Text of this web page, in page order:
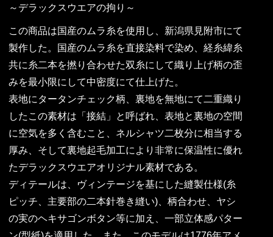
～デラックスウエアの拘り～
この商品は国産のムラ糸を使用し、新潟県見附市にて
製作した。国産のムラ糸を直接染料で染め、経糸緯糸
共に糸二本を撚り合わせた双糸にして織り上げ柄の歪
みを最小限にして中密度にて仕上げた。
表地にタータンチェック柄、裏地を無地にて二重織り
したこの素材は「接結」と呼ばれ、表地と裏地の空間
に空気を多く含むこと、ネルシャツ二枚分に相当する
厚み、そして裏地起毛加工により非常に保温性に優れ
たデラックスウエアオリジナル素材である。
ディテールは、ヴィンテージを基にした縫製仕様(糸
ピッチ、主要部の二本針巻き縫い)、柄合わせ、ヤシ
の実のヘキサゴンボタン等に加え、一部立体感パター